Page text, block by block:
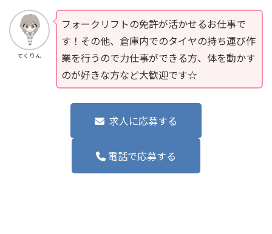
てくりん
フォークリフトの免許が活かせるお仕事で
す！その他、倉庫内でのタイヤの持ち運び作
業を行うので力仕事ができる方、体を動かす
のが好きな方など大歓迎です☆
求人に応募する
電話で応募する